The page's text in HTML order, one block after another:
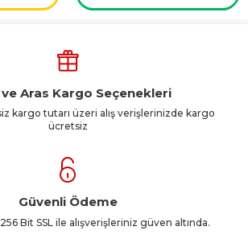
Aras Kargo Seçenekleri
kargo tutarı üzeri alış verişlerinizde kargo
ücretsiz
Güvenli Ödeme
Bit SSL ile alışverişleriniz güven altında.